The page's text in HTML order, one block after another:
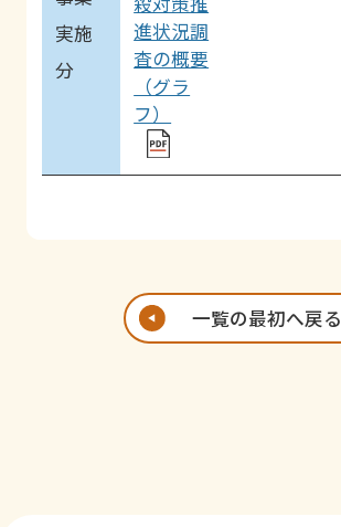
実施
分
進状況調
査の概要
（グラ
フ）
一覧の最初へ戻る